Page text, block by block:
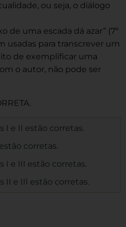
ou seja, o diálogo
de uma escada dá azar” (7º
usadas para transcrever um
de exemplificar uma
o autor, não pode ser
I e II estão corretas.
corretas.
I e III estão corretas.
II e III estão corretas.